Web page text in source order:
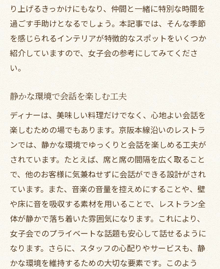
音響設備が充実したプレミアムな場所
オーナーのこだわりが光る特別な店
り上げるきっかけにもなり、仲間と一緒に特別な時間を
過ごす手助けとなるでしょう。本記事では、そんな季節
を感じられるインテリアが特徴的なスポットをいくつか
紹介していますので、女子会の参考にしてみてくださ
い。
静かな環境で会話を楽しむ工夫
ディナーは、美味しい料理だけでなく、心地よい会話を
楽しむための場でもあります。京阪本線沿いのレストラ
ンでは、静かな環境でゆっくりと会話を楽しめる工夫が
されています。たとえば、席と席の間隔を広く取ること
で、他のお客様に気兼ねせずに会話ができる設計がされ
ています。また、音楽の音量を控えめにすることや、壁
や床に音を吸収する素材を用いることで、レストラン全
体が静かで落ち着いた雰囲気になります。これにより、
女子会でのプライベートな話題も安心して話せるように
なります。さらに、スタッフの心配りやサービスも、静
かな環境を維持するための大切な要素です。このよう